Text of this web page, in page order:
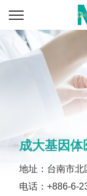
成大基因体
地址：台南市北
电话：+886-6-